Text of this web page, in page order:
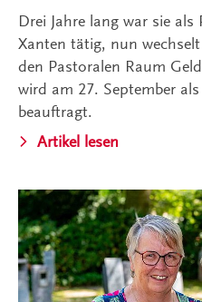
Drei Jahre lang war sie
Xanten tätig, nun
den Pastoralen Raum
wird am 27. September
beauftragt.
Artikel lesen